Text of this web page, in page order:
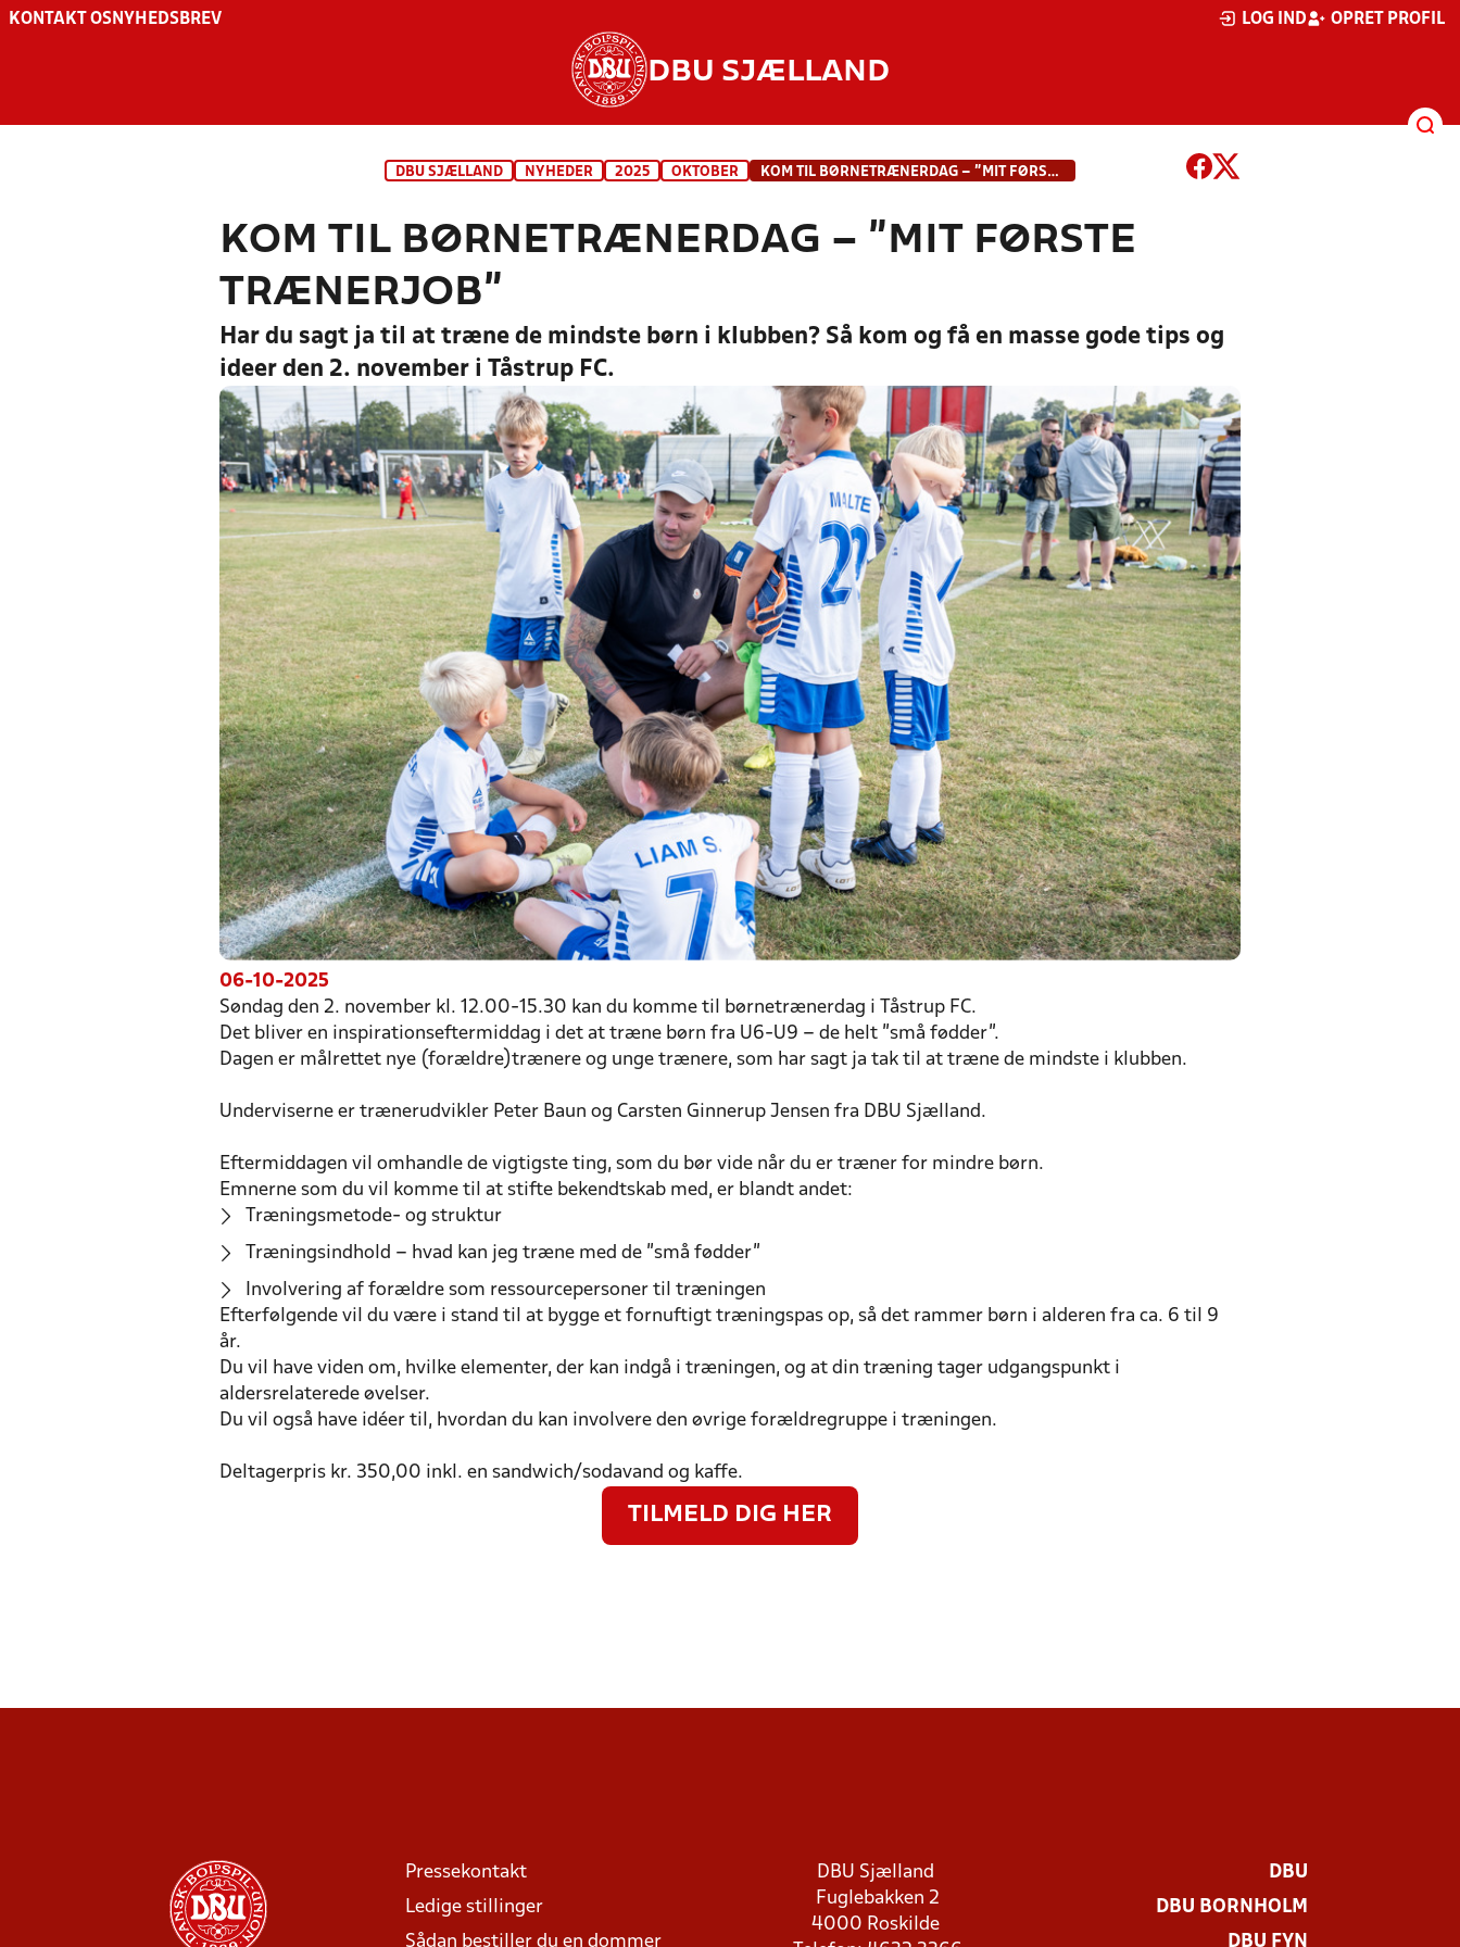
KONTAKT OS NYHEDSBREV LOG IND OPRET PROFIL
DBU SJÆLLAND
DBU SJÆLLAND NYHEDER 2025 OKTOBER KOM TIL BØRNETRÆNERDAG – ”MIT FØRSTE TRÆNERJOB”
KOM TIL BØRNETRÆNERDAG – ”MIT FØRSTE
TRÆNERJOB”
Har du sagt ja til at træne de mindste børn i klubben? Så kom og få en masse gode tips og
ideer den 2. november i Tåstrup FC.
06-10-2025
Søndag den 2. november kl. 12.00-15.30 kan du komme til børnetrænerdag i Tåstrup FC.
Det bliver en inspirationseftermiddag i det at træne børn fra U6-U9 – de helt ”små fødder”.
Dagen er målrettet nye (forældre)trænere og unge trænere, som har sagt ja tak til at træne de mindste i klubben.
Underviserne er trænerudvikler Peter Baun og Carsten Ginnerup Jensen fra DBU Sjælland.
Eftermiddagen vil omhandle de vigtigste ting, som du bør vide når du er træner for mindre børn.
Emnerne som du vil komme til at stifte bekendtskab med, er blandt andet:
Træningsmetode- og struktur
Træningsindhold – hvad kan jeg træne med de ”små fødder”
Involvering af forældre som ressourcepersoner til træningen
Efterfølgende vil du være i stand til at bygge et fornuftigt træningspas op, så det rammer børn i alderen fra ca. 6 til 9
år.
Du vil have viden om, hvilke elementer, der kan indgå i træningen, og at din træning tager udgangspunkt i
aldersrelaterede øvelser.
Du vil også have idéer til, hvordan du kan involvere den øvrige forældregruppe i træningen.
Deltagerpris kr. 350,00 inkl. en sandwich/sodavand og kaffe.
TILMELD DIG HER
Pressekontakt
Ledige stillinger
Sådan bestiller du en dommer
DBU Sjælland
Fuglebakken 2
4000 Roskilde
DBU
DBU BORNHOLM
DBU FYN